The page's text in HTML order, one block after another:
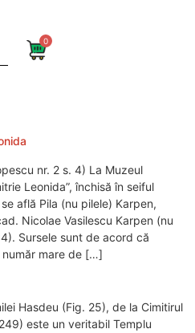
0
nr. 2 s. 4) La Muzeul
Leonida”, închisă în seiful
află Pila (nu pilele) Karpen,
Nicolae Vasilescu Karpen (nu
Sursele sunt de acord că
mare de […]
Hasdeu (Fig. 25), de la Cimitirul
este un veritabil Templu